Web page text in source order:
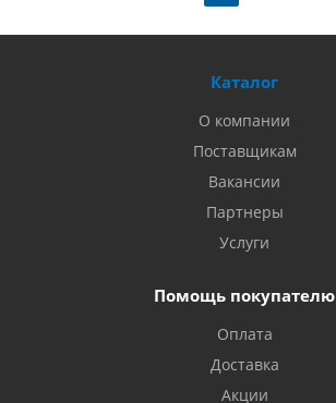
Каталог
О компании
Поставщикам
Вакансии
Партнеры
Услуги
Помощь покупателю
Оплата
Доставка
Акции